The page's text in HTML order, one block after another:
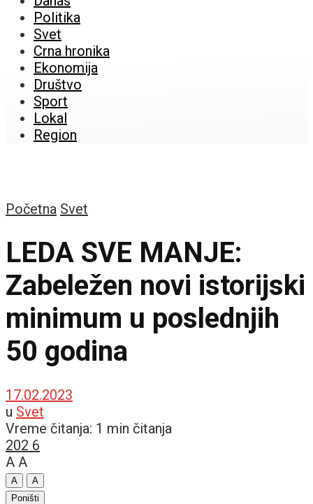
Politika
Svet
Crna hronika
Ekonomija
Društvo
Sport
Lokal
Region
Početna Svet
LEDA SVE MANJE:
Zabeležen novi istorijski
minimum u poslednjih
50 godina
17.02.2023
u Svet
Vreme čitanja: 1 min čitanja
202 6
A A
A
A
Poništi